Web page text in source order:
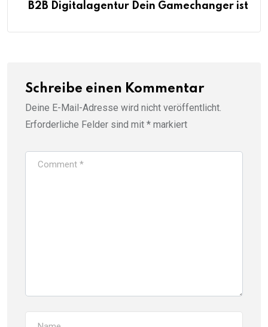
B2B Digitalagentur Dein Gamechanger ist
Schreibe einen Kommentar
Deine E-Mail-Adresse wird nicht veröffentlicht.
Erforderliche Felder sind mit * markiert